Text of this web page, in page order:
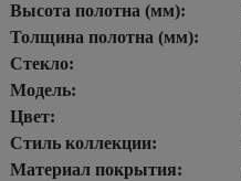
Высота полотна (мм):
Толщина полотна (мм):
Стекло:
Модель:
Цвет:
Стиль коллекции:
Материал покрытия: